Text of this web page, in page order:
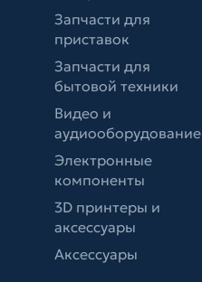
Запчасти для
приставок
Запчасти для
бытовой техники
Видео и
аудиооборудование
Электронные
компоненты
3D принтеры и
аксессуары
Аксессуары